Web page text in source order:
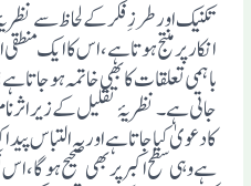
تکنیک اور طرزِ فکر کے لحاظ سے
انکار پر منتج ہوتا ہے، ا س کا ایک
باہمی تعلقات کا بھی خاتمہ ہو
جاتی ہے۔ نظریۂ تقلیل کے زیر اثر
کا دعویٰ کیا جاتا ہے اور یہ التباس
ہے وہی سطح اکبر پر بھی صحیح ہوگا،